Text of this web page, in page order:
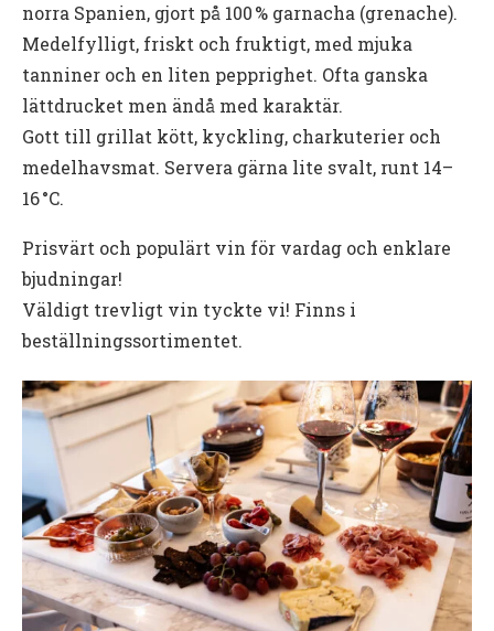
norra Spanien, gjort på 100 % garnacha (grenache).
Medelfylligt, friskt och fruktigt, med mjuka
tanniner och en liten pepprighet. Ofta ganska
lättdrucket men ändå med karaktär.
Gott till grillat kött, kyckling, charkuterier och
medelhavsmat. Servera gärna lite svalt, runt 14–
16 °C.
Prisvärt och populärt vin för vardag och enklare
bjudningar!
Väldigt trevligt vin tyckte vi! Finns i
beställningssortimentet.